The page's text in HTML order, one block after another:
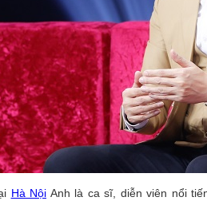
Hà Nội Anh là ca sĩ, diễn viên nổi